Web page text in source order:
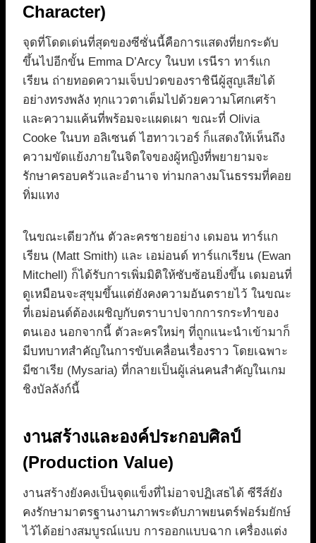
Character)
จุดที่โดดเด่นที่สุดของซีซั่นนี้คือการแสดงที่ยกระดับ
ขึ้นไปอีกขั้น Emma D’Arcy ในบท เรนีรา ทาร์แก
เรียน ถ่ายทอดความเจ็บปวดของราชินีผู้สูญเสียได้
อย่างทรงพลัง ทุกแววตาเต็มไปด้วยความโศกเศร้า
และความแค้นที่พร้อมจะแผดเผา ขณะที่ Olivia
Cooke ในบท อลิเซนต์ ไฮทาวเวอร์ ก็แสดงให้เห็นถึง
ความขัดแย้งภายในจิตใจของผู้หญิงที่พยายามจะ
รักษาครอบครัวและอำนาจ ท่ามกลางมโนธรรมที่คอย
ทิ่มแทง
ในขณะเดียวกัน ตัวละครชายอย่าง เดมอน ทาร์แก
เรียน (Matt Smith) และ เอม่อนด์ ทาร์แกเรียน (Ewan
Mitchell) ก็ได้รับการเพิ่มมิติให้ซับซ้อนยิ่งขึ้น เดมอนที่
ดูเหมือนจะสุขุมขึ้นแต่ยังคงความอันตรายไว้ ในขณะ
ที่เอม่อนด์ต้องเผชิญกับตราบาปจากการกระทำของ
ตนเอง นอกจากนี้ ตัวละครใหม่ๆ ที่ถูกแนะนำเข้ามาก็
มีบทบาทสำคัญในการขับเคลื่อนเรื่องราว โดยเฉพาะ
มีซาเรีย (Mysaria) ที่กลายเป็นผู้เล่นคนสำคัญในเกม
ชิงบัลลังก์นี้
งานสร้างและองค์ประกอบศิลป์
(Production Value)
งานสร้างยังคงเป็นจุดแข็งที่ไม่อาจปฏิเสธได้ ซีรีส์ยัง
คงรักษามาตรฐานงานภาพระดับภาพยนตร์ฟอร์มยักษ์
ไว้ได้อย่างสมบูรณ์แบบ การออกแบบฉาก เครื่องแต่ง